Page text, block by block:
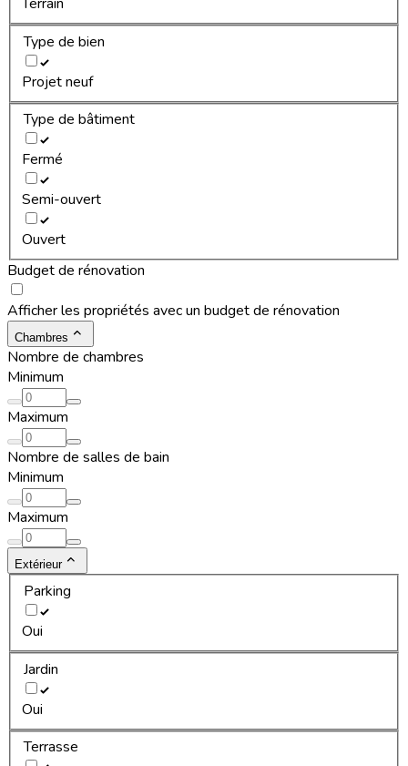
Type de bien
Projet neuf
Type de bâtiment
Fermé
Semi-ouvert
Ouvert
Budget de rénovation
Afficher les propriétés avec un budget de rénovation
Chambres
Nombre de chambres
Minimum
Maximum
Nombre de salles de bain
Minimum
Maximum
Extérieur
Parking
Oui
Jardin
Oui
Terrasse